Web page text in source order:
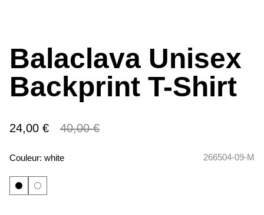
Balaclava Unisex
Backprint T-Shirt
24,00 € 40,00 €
Couleur: white 266504-09-M